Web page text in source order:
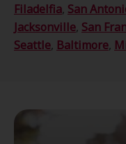
Filadelfia, San
Jacksonville, San
Seattle, Baltimore,